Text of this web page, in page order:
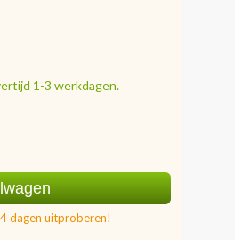
1-3 werkdagen.
dagen uitproberen!